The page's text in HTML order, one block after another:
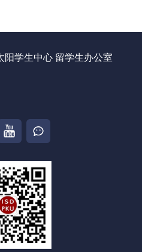
阳学生中心 留学生办公室